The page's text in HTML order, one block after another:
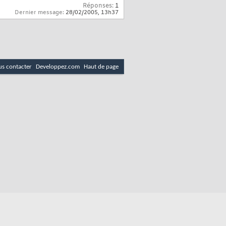
Réponses: 1
Dernier message: 28/02/2005, 13h37
contacter Developpez.com Haut de page